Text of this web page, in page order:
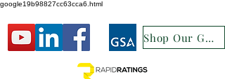
google19b98827cc63cca6.html
Shop Our GSA